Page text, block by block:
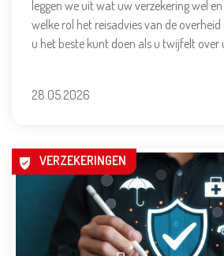
leggen we uit wat uw verzekering wel
welke rol het reisadvies van de
u het beste kunt doen als u twijfelt over
28.05.2026
VERZEKERINGEN